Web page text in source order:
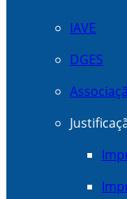
IAVE
DGES